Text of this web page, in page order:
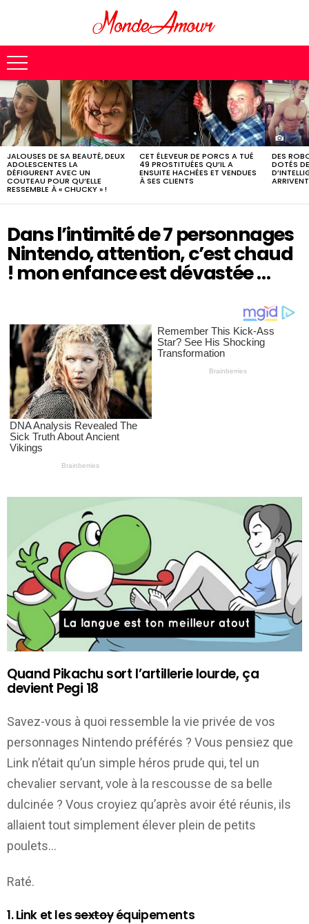
MOST
SHARED
STORIES
JALOUSES DE SA BEAUTÉ, DEUX
ADOLESCENTES LA
DÉFIGURENT AVEC UN
COUTEAU POUR QU’ELLE
RESSEMBLE À « CHUCKY » !
CET ÉLEVEUR DE PORCS A TUÉ
49 PROSTITUÉES QU’IL A
ENSUITE HACHÉES ET VENDUES
À SES CLIENTS
DES
DOTÉS
Dans l’intimité de 7 personnages
Nintendo, attention, c’est chaud
! mon enfance est dévastée …
Quand Pikachu sort l’artillerie lourde, ça
devient Pegi 18
Savez-vous à quoi ressemble la vie privée de vos
personnages Nintendo préférés ? Vous pensiez que
Link n’était qu’un simple héros prude qui, tel un
chevalier servant, vole à la rescousse de sa belle
dulcinée ? Vous croyiez qu’après avoir été réunis, ils
allaient tout simplement élever plein de petits
poulets…
Raté.
1. Link et lessextoyéquipements